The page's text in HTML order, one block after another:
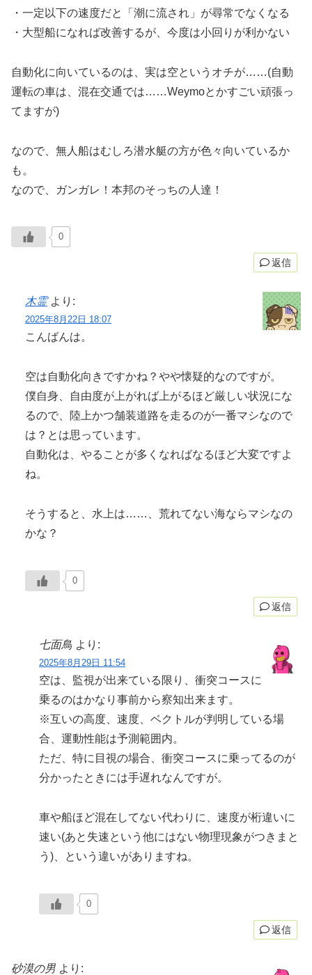
・一定以下の速度だと「潮に流され」が尋常でなくなる
・大型船になれば改善するが、今度は小回りが利かない
自動化に向いているのは、実は空というオチが……(自動
運転の車は、混在交通では……Weymoとかすごい頑張っ
てますが)
なので、無人船はむしろ潜水艇の方が色々向いているか
も。
なので、ガンガレ！本邦のそっちの人達！
0
返信
木霊 より:
2025年8月22日 18:07
こんばんは。
空は自動化向きですかね？やや懐疑的なのですが。
僕自身、自由度が上がれば上がるほど厳しい状況にな
るので、陸上かつ舗装道路を走るのが一番マシなので
は？とは思っています。
自動化は、やることが多くなればなるほど大変ですよ
ね。
そうすると、水上は……、荒れてない海ならマシなの
かな？
0
返信
七面鳥 より:
2025年8月29日 11:54
空は、監視が出来ている限り、衝突コースに
乗るのはかなり事前から察知出来ます。
※互いの高度、速度、ベクトルが判明している場
合、運動性能は予測範囲内。
ただ、特に目視の場合、衝突コースに乗ってるのが
分かったときには手遅れなんですが。
車や船ほど混在してない代わりに、速度が桁違いに
速い(あと失速という他にはない物理現象がつきまと
う)、という違いがありますね。
0
返信
砂漠の男 より: